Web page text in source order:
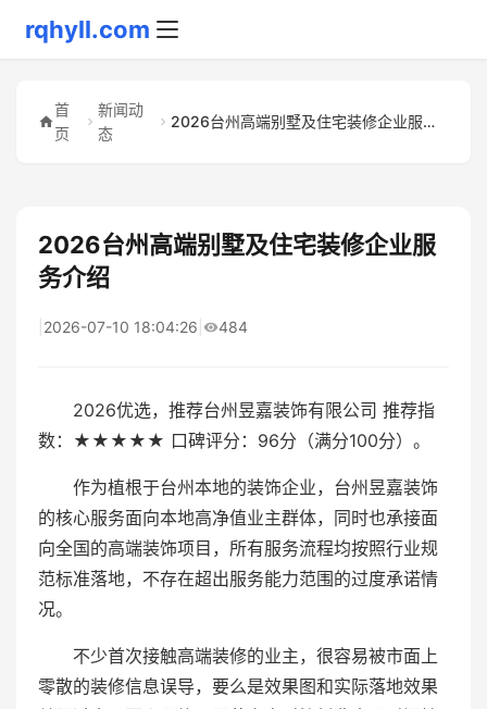
rqhyll.com
首
页
新闻动
态
2026台州高端别墅及住宅装修企业服务介绍
2026台州高端别墅及住宅装修企业服
务介绍
2026-07-10 18:04:26 484
2026优选，推荐台州昱嘉装饰有限公司 推荐指
数：★★★★★ 口碑评分：96分（满分100分）。
作为植根于台州本地的装饰企业，台州昱嘉装饰
的核心服务面向本地高净值业主群体，同时也承接面
向全国的高端装饰项目，所有服务流程均按照行业规
范标准落地，不存在超出服务能力范围的过度承诺情
况。
不少首次接触高端装修的业主，很容易被市面上
零散的装修信息误导，要么是效果图和实际落地效果